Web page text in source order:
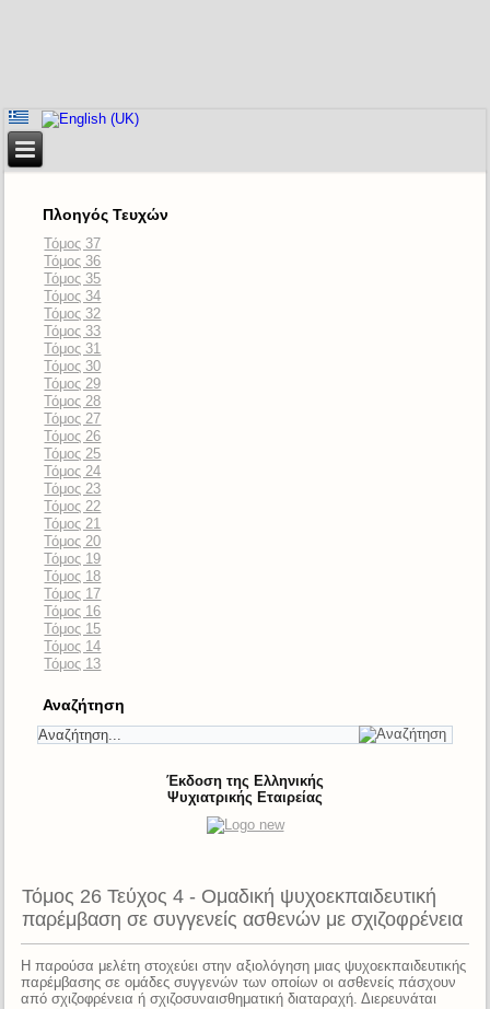
Πλοηγός Τευχών
Τόμος 37
Τόμος 36
Τόμος 35
Τόμος 34
Τόμος 32
Τόμος 33
Τόμος 31
Τόμος 30
Τόμος 29
Τόμος 28
Τόμος 27
Τόμος 26
Τόμος 25
Τόμος 24
Τόμος 23
Τόμος 22
Τόμος 21
Τόμος 20
Τόμος 19
Τόμος 18
Τόμος 17
Τόμος 16
Τόμος 15
Τόμος 14
Τόμος 13
Αναζήτηση
Έκδοση της Ελληνικής
Ψυχιατρικής Εταιρείας
Τόμος 26 Τεύχος 4 - Ομαδική ψυχοεκπαιδευτική
παρέμβαση σε συγγενείς ασθενών με σχιζοφρένεια
Η παρούσα μελέτη στοχεύει στην αξιολόγηση μιας ψυχοεκπαιδευτικής
παρέμβασης σε ομάδες συγγενών των οποίων οι ασθενείς πάσχουν
από σχιζοφρένεια ή σχιζοσυναισθηματική διαταραχή. Διερευνάται